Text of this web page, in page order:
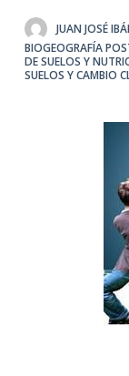
o
JUAN JOSÉ
BIOGEOGRAFÍA
DE SUELOS Y
SUELOS Y CAMBIO